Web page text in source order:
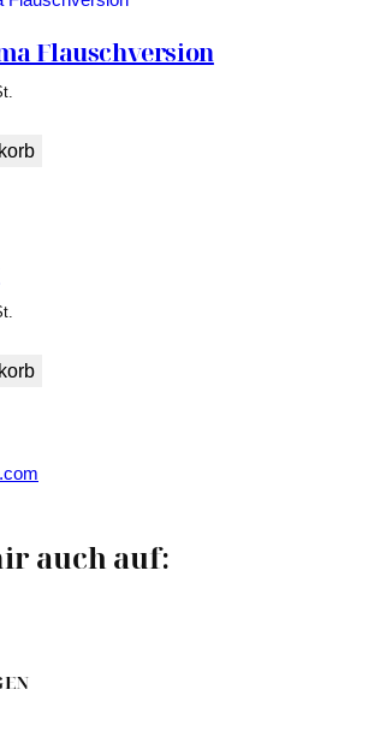
Flauschversion
auch auf: